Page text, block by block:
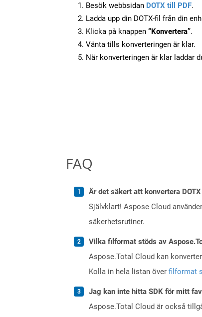
Besök webbsidan DOTX till PDF.
Ladda upp din DOTX-fil från din
Klicka på knappen “Konvertera”.
Vänta tills konverteringen är klar.
När konverteringen är klar laddar
FAQ
Är det säkert att konvertera
Självklart! Aspose Cloud
säkerhetsrutiner.
Vilka filformat stöds av
Aspose.Total Cloud kan
Kolla in hela listan över filformat
Jag kan inte hitta SDK för mitt
Aspose.Total Cloud är också